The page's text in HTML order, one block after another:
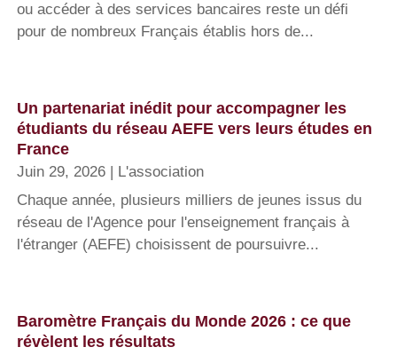
ou accéder à des services bancaires reste un défi
pour de nombreux Français établis hors de...
Un partenariat inédit pour accompagner les
étudiants du réseau AEFE vers leurs études en
France
Juin 29, 2026
L'association
Chaque année, plusieurs milliers de jeunes issus du
réseau de l'Agence pour l'enseignement français à
l'étranger (AEFE) choisissent de poursuivre...
Baromètre Français du Monde 2026 : ce que
révèlent les résultats